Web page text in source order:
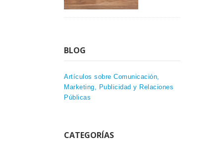
BLOG
Artículos sobre Comunicación,
Marketing, Publicidad y Relaciones
Públicas
CATEGORÍAS